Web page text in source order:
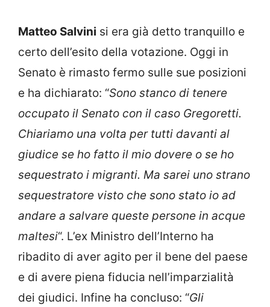
Matteo Salvini si era già detto tranquillo e
certo dell’esito della votazione. Oggi in
Senato è rimasto fermo sulle sue posizioni
e ha dichiarato: “Sono stanco di tenere
occupato il Senato con il caso Gregoretti.
Chiariamo una volta per tutti davanti al
giudice se ho fatto il mio dovere o se ho
sequestrato i migranti. Ma sarei uno strano
sequestratore visto che sono stato io ad
andare a salvare queste persone in acque
maltesi“. L’ex Ministro dell’Interno ha
ribadito di aver agito per il bene del paese
e di avere piena fiducia nell’imparzialità
dei giudici. Infine ha concluso: “Gli